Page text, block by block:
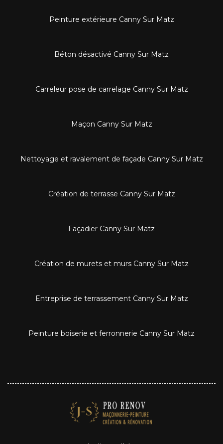
Peinture extérieure Canny Sur Matz
Béton désactivé Canny Sur Matz
Carreleur pose de carrelage Canny Sur Matz
Maçon Canny Sur Matz
Nettoyage et ravalement de façade Canny Sur Matz
Création de terrasse Canny Sur Matz
Façadier Canny Sur Matz
Création de murets et murs Canny Sur Matz
Entreprise de terrassement Canny Sur Matz
Peinture boiserie et ferronnerie Canny Sur Matz